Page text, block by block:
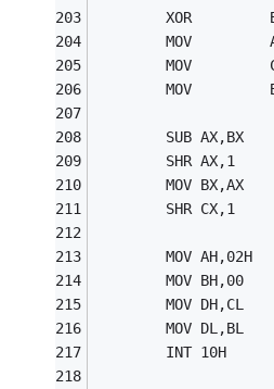
XOR
MOV
MOV
MOV
        SUB AX,BX
        SHR AX,1
        MOV BX,AX
        SHR CX,1
MOV AH,02H
        MOV BH,00
        MOV DH,CL
        MOV DL,BL
        INT 10H